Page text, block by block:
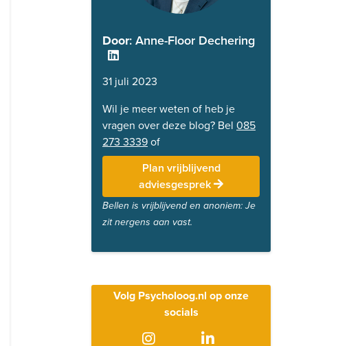
Door: Anne-Floor Dechering
31 juli 2023
Wil je meer weten of heb je
vragen over deze blog? Bel 085
273 3339of
Plan vrijblijvend
adviesgesprek
Bellen is vrijblijvend en anoniem: Je
zit nergens aan vast.
Volg Psycholoog.nl op onze
socials